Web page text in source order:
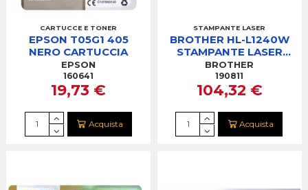
CARTUCCE E TONER
EPSON T05G1 405
NERO CARTUCCIA
EPSON
160641
19,73 €
Acquista
STAMPANTE LASER
BROTHER HL-L1240W
STAMPANTE LASER
MONOCROMATICA
WIFI USB
BROTHER
190811
104,32 €
Acquista